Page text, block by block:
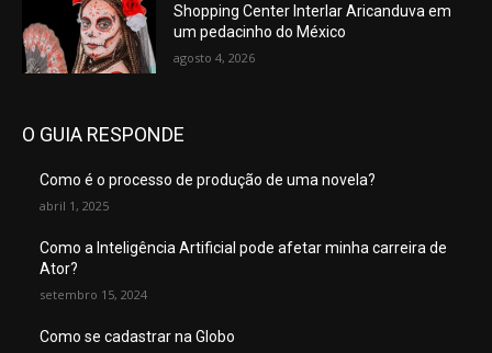
Shopping Center Interlar Aricanduva em
um pedacinho do México
agosto 4, 2026
O GUIA RESPONDE
Como é o processo de produção de uma novela?
abril 1, 2025
Como a Inteligência Artificial pode afetar minha carreira de
Ator?
setembro 15, 2024
Como se cadastrar na Globo